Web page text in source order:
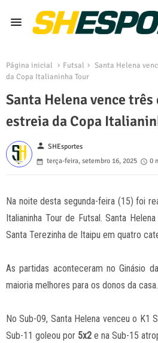
Página inicial Futsal
Santa Helena
da Copa Italianinha Tour
Santa Helena vence
estreia da Copa
person SHEsportes
terça-feira, setembro 16, 2025
0
Na noite desta segunda-feira (15) foi
Italianinha Tour de Futsal. Santa
Santa Terezinha de Itaipu em quatro
As partidas aconteceram no Ginásio
maioria melhores para os donos da casa.
No Sub-09, Santa Helena venceu o K1
Sub-11 goleou por 5x2 e na Sub-15